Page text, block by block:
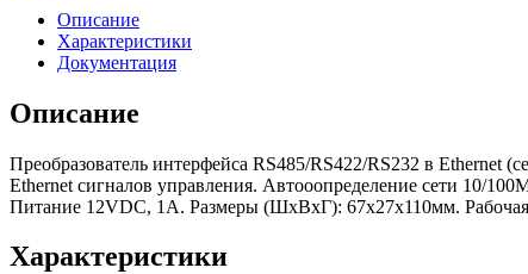
Описание
Характеристики
Документация
Описание
Преобразователь интерфейса RS485/RS422/RS232 в Ethernet
Ethernet сигналов управления. Автооопределение сети 10/
Питание 12VDC, 1A. Размеры (ШxВxГ): 67x27x110мм. Рабочая
Характеристики